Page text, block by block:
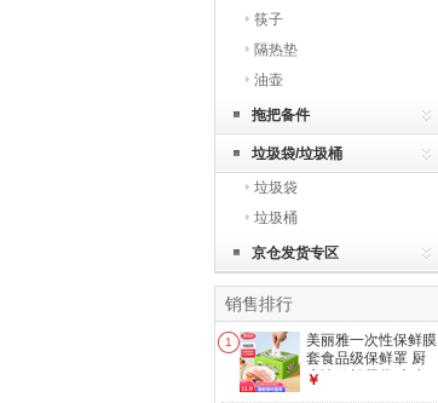
筷子
隔热垫
油壶
拖把备件
垃圾袋/垃圾桶
垃圾袋
垃圾桶
京仓发货专区
销售排行
1
美丽雅一次性保鲜膜
套食品级保鲜罩 厨
房冰箱松紧袋 大小
￥